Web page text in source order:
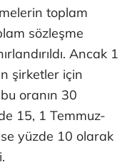
toplam
sözleşme
Ancak 1
şirketler için
oranın 30
15, 1 Temmuz-
yüzde 10 olarak